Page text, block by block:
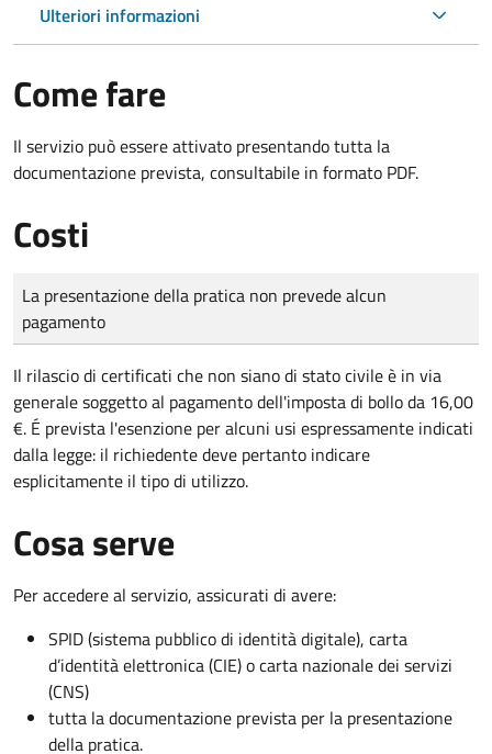
Ulteriori informazioni
Come fare
Il servizio può essere attivato presentando tutta la
documentazione prevista, consultabile in formato PDF.
Costi
Tipo di pagamento
Importo
La presentazione della pratica non prevede alcun
pagamento
Il rilascio di certificati che non siano di stato civile è in via
generale soggetto al pagamento dell'imposta di bollo da 16,00
€. É prevista l'esenzione per alcuni usi espressamente indicati
dalla legge: il richiedente deve pertanto indicare
esplicitamente il tipo di utilizzo.
Cosa serve
Per accedere al servizio, assicurati di avere:
SPID (sistema pubblico di identità digitale), carta
d’identità elettronica (CIE) o carta nazionale dei servizi
(CNS)
tutta la documentazione prevista per la presentazione
della pratica.